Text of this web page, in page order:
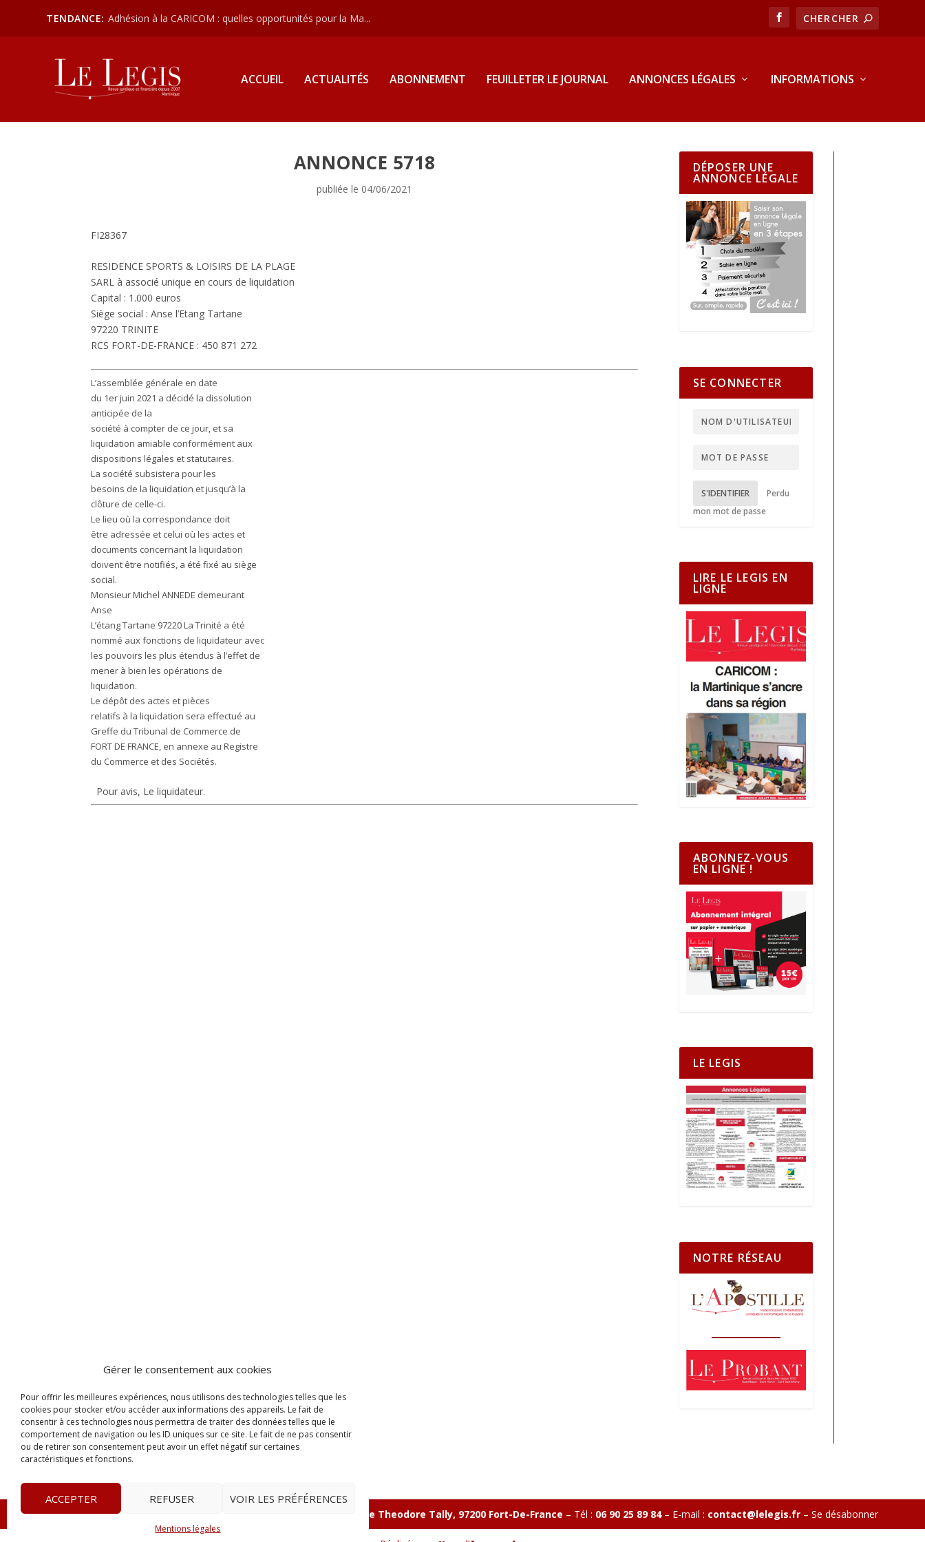
Gérer le consentement aux cookies
Pour offrir les meilleures expériences, nous utilisons des technologies telles que les
cookies pour stocker et/ou accéder aux informations des appareils. Le fait de
consentir à ces technologies nous permettra de traiter des données telles que le
comportement de navigation ou les ID uniques sur ce site. Le fait de ne pas consentir
ou de retirer son consentement peut avoir un effet négatif sur certaines
caractéristiques et fonctions.
ACCEPTER REFUSER VOIR LES PRÉFÉRENCES
Mentions légales
TENDANCE: Adhésion à la CARICOM : quelles opportunités pour la Ma...
ACCUEIL ACTUALITÉS ABONNEMENT FEUILLETER LE JOURNAL ANNONCES LÉGALES INFORMATIONS
ANNONCE 5718
publiée le 04/06/2021
FI28367
RESIDENCE SPORTS & LOISIRS DE LA PLAGE
SARL à associé unique en cours de liquidation
Capital : 1.000 euros
Siège social : Anse l’Etang Tartane
97220 TRINITE
RCS FORT-DE-FRANCE : 450 871 272
L’assemblée générale en date
du 1er juin 2021 a décidé la dissolution
anticipée de la
société à compter de ce jour, et sa
liquidation amiable conformément aux
dispositions légales et statutaires.
La société subsistera pour les
besoins de la liquidation et jusqu’à la
clôture de celle-ci.
Le lieu où la correspondance doit
être adressée et celui où les actes et
documents concernant la liquidation
doivent être notifiés, a été fixé au siège
social.
Monsieur Michel ANNEDE demeurant
Anse
L’étang Tartane 97220 La Trinité a été
nommé aux fonctions de liquidateur avec
les pouvoirs les plus étendus à l’effet de
mener à bien les opérations de
liquidation.
Le dépôt des actes et pièces
relatifs à la liquidation sera effectué au
Greffe du Tribunal de Commerce de
FORT DE FRANCE, en annexe au Registre
du Commerce et des Sociétés.
Pour avis, Le liquidateur.
DÉPOSER UNE
ANNONCE LÉGALE
SE CONNECTER
S'IDENTIFIER
Perdu
mon mot de passe
LIRE LE LEGIS EN
LIGNE
ABONNEZ-VOUS
EN LIGNE !
LE LEGIS
NOTRE RÉSEAU
© 2023Le Legis Zone Franche Cité Dillon 365 B rue Theodore Tally, 97200 Fort-De-France – Tél : 06 90 25 89 84– E-mail : contact@lelegis.fr– Se désabonner